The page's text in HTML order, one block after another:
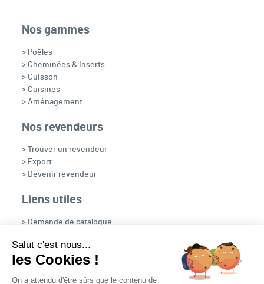
Nos gammes
> Poêles
> Cheminées & Inserts
> Cuisson
> Cuisines
> Aménagement
Nos revendeurs
> Trouver un revendeur
> Export
> Devenir revendeur
Liens utiles
> Demande de catalogue
> OpenFire
Salut c'est nous...
les Cookies !
On a attendu d'être sûrs que le contenu de